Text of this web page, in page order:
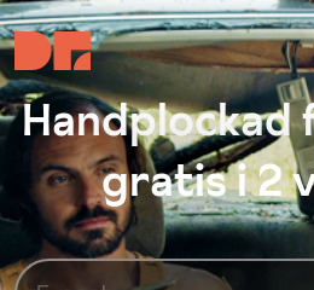
Handplockad
gratis i 2